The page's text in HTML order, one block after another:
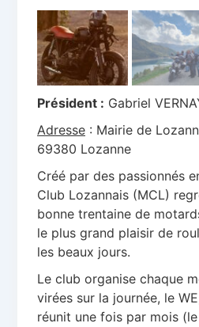
Président : Gabriel
Adresse : Mairie de
69380 Lozanne
Créé par des passionnés
Club Lozannais (MCL)
bonne trentaine de
le plus grand plaisir de
les beaux jours.
Le club organise chaque
virées sur la journée, le
réunit une fois par mois (le